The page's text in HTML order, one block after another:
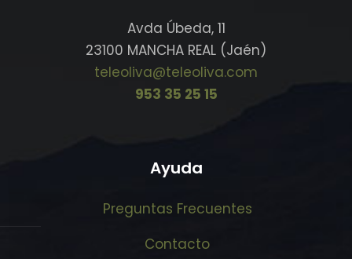
Avda Úbeda, 11
23100 MANCHA REAL (Jaén)
teleoliva@teleoliva.com
953 35 25 15
Ayuda
Preguntas Frecuentes
Contacto